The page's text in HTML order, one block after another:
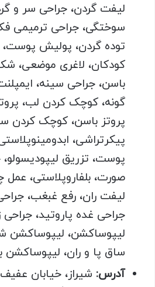
لیفت گردن، جراحی سر و
سوختگی، جراحی ترمیمی
توده گردن، پولیش
کودکان، لاغری موضعی،
باسن، جراحی سینه،
گونه، کوچک کردن لب،
پروتز باسن، کوچک کردن
پیکرتراشی،
پوست، تزریق
صورت، بلفاروپلاستی، عمل
لیفت ران، رفع غبغب،
جراحی غده پاروتید،
لیپوساکشن، لیپوساکشن
ساق پا و ران، لیپوساکشن
آدرس: